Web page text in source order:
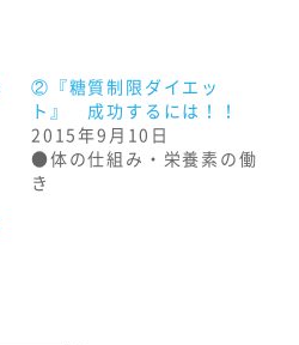
②『糖質制限ダイエッ
ト』 成功するには！！
2015年9月10日
●体の仕組み・栄養素の働
き